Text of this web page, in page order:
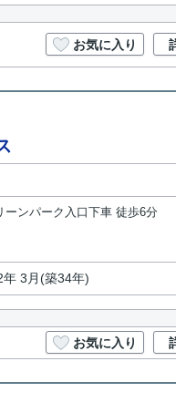
お気に入り
ンパーク入口下車 徒歩6分
年 3月(築34年)
お気に入り